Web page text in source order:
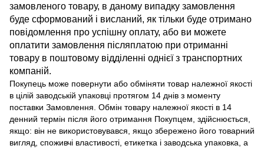
замовленого товару, в даному випадку замовлення
буде сформований і висланий, як тільки буде отримано
повідомлення про успішну оплату, або ви можете
оплатити замовлення післяплатою при отриманні
товару в поштовому відділенні однієї з транспортних
компаній.
Покупець може повернути або обміняти товар належної якості
в цілій заводській упаковці протягом 14 днів з моменту
поставки Замовлення. Обмін товару належної якості в 14
денний термін після його отримання Покупцем, здійснюється,
якщо: він не використовувався, якщо збережено його товарний
вигляд, споживчі властивості, етикетка і заводська упаковка, а